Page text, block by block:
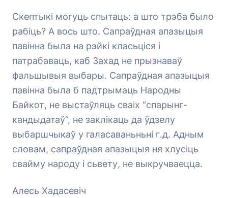
Скептыкі могуць спытаць: а што трэба было
рабіць? А вось што. Сапраўдная апазыцыя
павінна была на рэйкі класьціся і
патрабаваць, каб Захад не прызнаваў
фальшывыя выбары. Сапраўдная апазыцыя
павінна была б падтрымаць Народны
Байкот, не выстаўляць сваіх “спарынг-
кандыдатаў”, не заклікаць да ўдзелу
выбаршчыкаў у галасаваньньні г.д. Адным
словам, сапраўдная апазыцыя ня хлусіць
свайму народу і сьвету, не выкручваецца.
Алесь Хадасевіч